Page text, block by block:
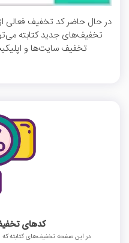
در حال حاضر کد تخفیف فعالی
تخفیف‌های جدید کتابته
تخفیف سایت‌ها و
کدهای
در این صفحه تخفیف‌های کتابته که